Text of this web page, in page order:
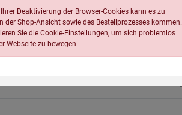
Deaktivierung der Browser-Cookies kann es zu
der Shop-Ansicht sowie des Bestellprozesses kommen.
Sie die Cookie-Einstellungen, um sich problemlos
Webseite zu bewegen.